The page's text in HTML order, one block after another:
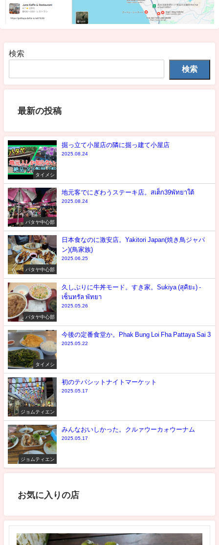
検索
検索
最新の投稿
タイメシ
掘っ立て小屋店の隣に掘っ建て小屋店
2025.08.24
パタヤ中心部
地元客でにぎわうステーキ店。สเต็ก39พัทยาใต้
2025.08.24
パタヤ中心部
日本食なのに激安店。Yakitori Japan(焼き鳥ジャパ
ン)(鳥家族)
2025.06.25
パタヤ中心部
久しぶりに牛丼モード。すき家。Sukiya (สุคิยะ) -
เซ็นทรัล พัทยา
2025.05.26
タイメシ
今後の定番食堂か。Phak Bung Loi Fha Pattaya Sai 3
2025.05.22
ジョムティエン
初のテパシットナイトマーケット
2025.05.17
ジョムティエン
みんなおいしかった。クルァウーカォウーナム
2025.05.17
お気に入りの店